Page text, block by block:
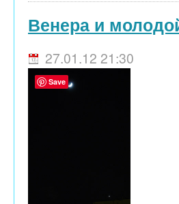
Венера и
27.01.12 21:30
Save